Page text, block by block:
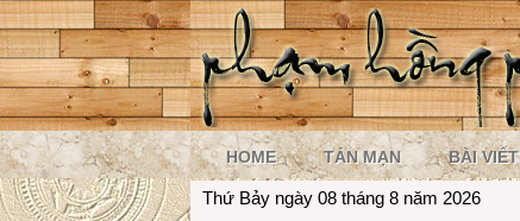
HOME TẢN MẠN BÀI VIẾT
Thứ Bảy ngày 08 tháng 8 năm 2026